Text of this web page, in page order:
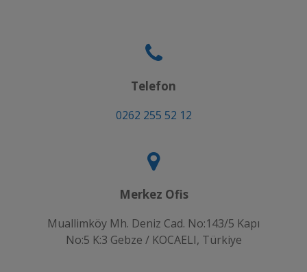
Telefon
0262 255 52 12
Merkez Ofis
Muallimköy Mh. Deniz Cad. No:143/5 Kapı
No:5 K:3 Gebze / KOCAELI, Türkiye